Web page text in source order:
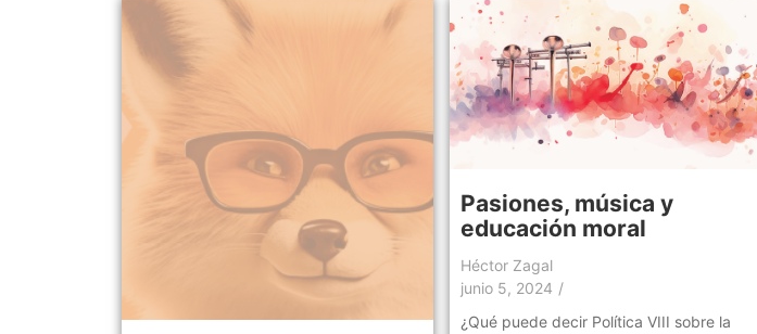
Pasiones, música y
educación moral
Héctor Zagal
junio 5, 2024 /
¿Qué puede decir Política VIII sobre la